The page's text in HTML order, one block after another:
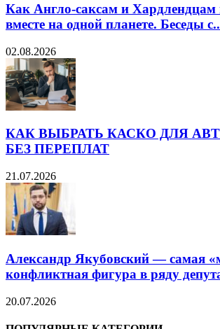
Как Англо-саксам и
вместе на одной планете. Беседы
02.08.2026
КАК ВЫБРАТЬ КАСКО ДЛЯ
БЕЗ ПЕРЕПЛАТ
21.07.2026
Александр Якубовский — самая
конфликтная фигура в ряду
20.07.2026